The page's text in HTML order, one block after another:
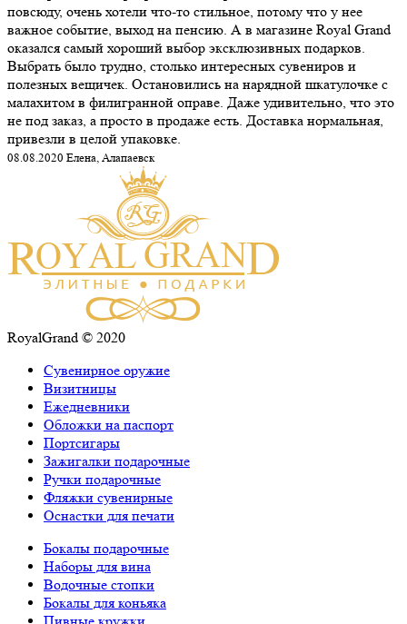
повсюду, очень хотели что-то стильное, потому что у нее
важное событие, выход на пенсию. А в магазине Royal Grand
оказался самый хороший выбор эксклюзивных подарков.
Выбрать было трудно, столько интересных сувениров и
полезных вещичек. Остановились на нарядной шкатулочке с
малахитом в филигранной оправе. Даже удивительно, что это
не под заказ, а просто в продаже есть. Доставка нормальная,
привезли в целой упаковке.
08.08.2020 Елена, Алапаевск
RoyalGrand © 2020
Сувенирное оружие
Визитницы
Ежедневники
Обложки на паспорт
Портсигары
Зажигалки подарочные
Ручки подарочные
Фляжки сувенирные
Оснастки для печати
Бокалы подарочные
Наборы для вина
Водочные стопки
Бокалы для коньяка